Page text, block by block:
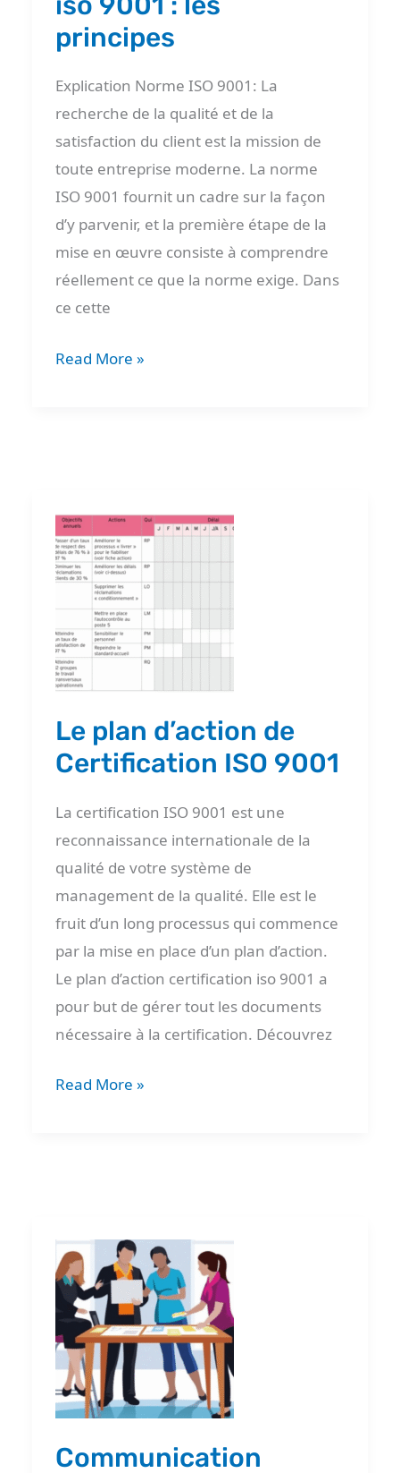
principes
Explication Norme ISO 9001: La
recherche de la qualité et de la
satisfaction du client est la mission de
toute entreprise moderne. La norme
ISO 9001 fournit un cadre sur la façon
d’y parvenir, et la première étape de la
mise en œuvre consiste à comprendre
réellement ce que la norme exige. Dans
ce cette
Read More »
Le plan d’action de
Certification ISO 9001
La certification ISO 9001 est une
reconnaissance internationale de la
qualité de votre système de
management de la qualité. Elle est le
fruit d’un long processus qui commence
par la mise en place d’un plan d’action.
Le plan d’action certification iso 9001 a
pour but de gérer tout les documents
nécessaire à la certification. Découvrez
Le
plan
d’action
Certification
ISO
9001
Read More »
Communication
Communication
interne
externe
QSE
?
Exemple